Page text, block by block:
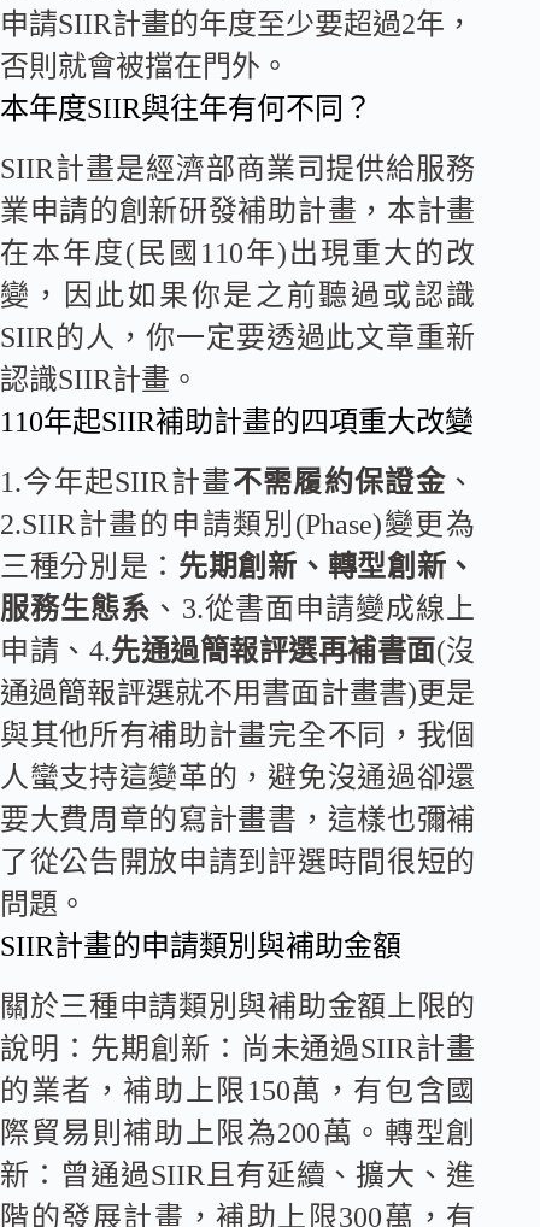
申請SIIR計畫的年度至少要超過2年，
否則就會被擋在門外。
本年度SIIR與往年有何不同？
SIIR計畫是經濟部商業司提供給服務
業申請的創新研發補助計畫，本計畫
在本年度(民國110年)出現重大的改
變，因此如果你是之前聽過或認識
SIIR的人，你一定要透過此文章重新
認識SIIR計畫。
110年起SIIR補助計畫的四項重大改變
1.今年起SIIR計畫不需履約保證金 、
2.SIIR計畫的申請類別(Phase)變更為
三種分別是： 先期創新、轉型創新、
服務生態系 、3.從書面申請變成線上
申請、4.先通過簡報評選再補書面(沒
通過簡報評選就不用書面計畫書)更是
與其他所有補助計畫完全不同，我個
人蠻支持這變革的，避免沒通過卻還
要大費周章的寫計畫書，這樣也彌補
了從公告開放申請到評選時間很短的
問題。
SIIR計畫的申請類別與補助金額
關於三種申請類別與補助金額上限的
說明：先期創新：尚未通過SIIR計畫
的業者，補助上限150萬，有包含國
際貿易則補助上限為200萬。轉型創
新：曾通過SIIR且有延續、擴大、進
階的發展計畫，補助上限300萬，有